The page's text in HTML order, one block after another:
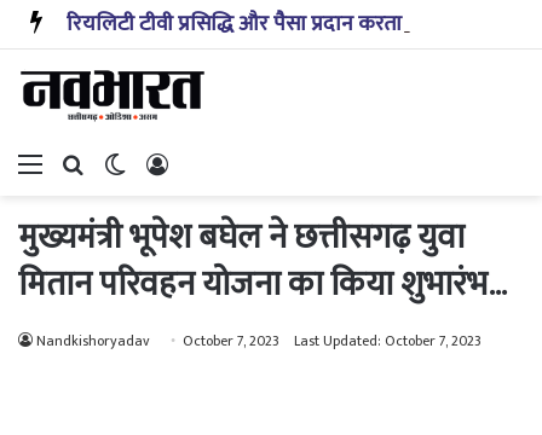
Menu Search forSwitch skin
मुख्यमंत्री भूपेश बघेल ने छत्तीसगढ़ युवा
मितान परिवहन योजना का किया शुभारंभ…
Nandkishoryadav October 7, 2023 Last Updated: October 7, 2023